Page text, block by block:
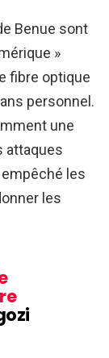
Benue sont
»
fibre optique
personnel.
une
attaques
les
les